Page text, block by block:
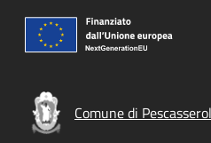
Comune di